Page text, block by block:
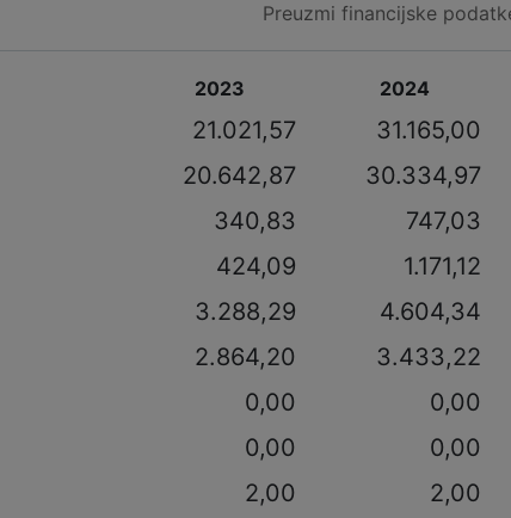
Preuzmi financijske
2023 2024
21.021,57 31.165,00
20.642,87 30.334,97
340,83 747,03
424,09 1.171,12
3.288,29 4.604,34
2.864,20 3.433,22
0,00 0,00
0,00 0,00
2,00 2,00